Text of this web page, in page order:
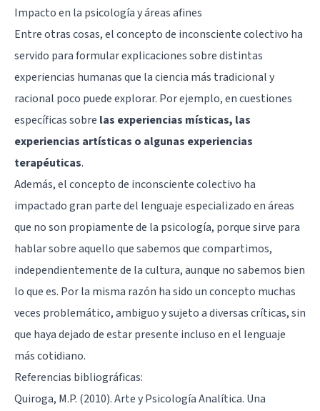
Impacto en la psicología y áreas afines
Entre otras cosas, el concepto de inconsciente colectivo ha
servido para formular explicaciones sobre distintas
experiencias humanas que la ciencia más tradicional y
racional poco puede explorar. Por ejemplo, en cuestiones
específicas sobre las experiencias místicas, las
experiencias artísticas o algunas experiencias
terapéuticas.
Además, el concepto de inconsciente colectivo ha
impactado gran parte del lenguaje especializado en áreas
que no son propiamente de la psicología, porque sirve para
hablar sobre aquello que sabemos que compartimos,
independientemente de la cultura, aunque no sabemos bien
lo que es. Por la misma razón ha sido un concepto muchas
veces problemático, ambiguo y sujeto a diversas críticas, sin
que haya dejado de estar presente incluso en el lenguaje
más cotidiano.
Referencias bibliográficas:
Quiroga, M.P. (2010). Arte y Psicología Analítica. Una